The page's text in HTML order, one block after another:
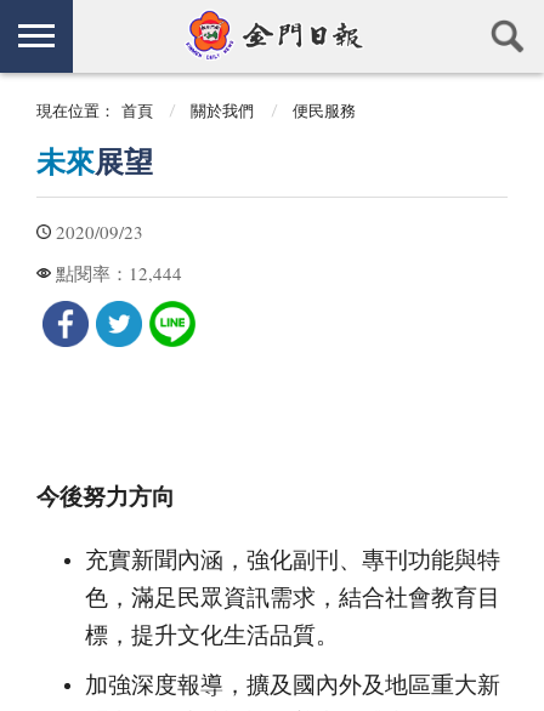
現在位置： 首頁 關於我們 便民服務
未來展望
2020/09/23
點閱率： 12,444
今後努力方向
充實新聞內涵，強化副刊、專刊功能與特
色，滿足民眾資訊需求，結合社會教育目
標，提升文化生活品質。
加強深度報導，擴及國內外及地區重大新